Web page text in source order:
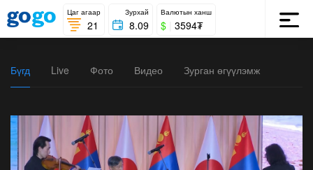
Цаг агаар
21
Зурхай
8.09
Валютын ханш
$ 3594₮
Бүгд Live Фото Видео Зурган өгүүлэмж